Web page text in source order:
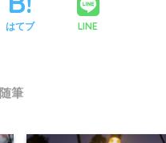
はてブ LINE
随筆